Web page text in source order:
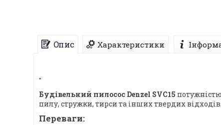
Опис Характеристики
"
Будівельний пилосос Denzel SVC15
пилу, стружки, тирси та інших твердих
Переваги: